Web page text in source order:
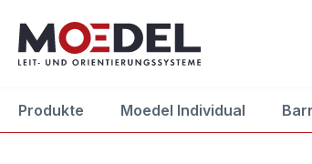
Hauptinhalt springen
Zur Suche springen
Zur Hauptnavigation springen
Produkte Moedel Individual